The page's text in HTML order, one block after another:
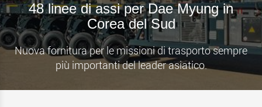
48 linee di assi per Dae Myung in
Corea del Sud
Nuova fornitura per le missioni di trasporto sempre
più importanti del leader asiatico.